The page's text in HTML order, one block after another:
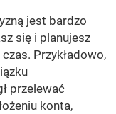
jest bardzo
się i planujesz
Przykładowo,
przelewać
konta,